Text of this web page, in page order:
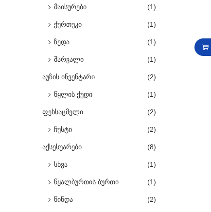
მაისურები (1)
ქურთუკი (1)
ზედა (1)
შარვალი (1)
აუზის ინვენტარი (2)
წყლის ქუდი (1)
ფეხსაცმელი (2)
ჩუსტი (2)
აქსესუარები (8)
სხვა (1)
წყალბურთის ბურთი (1)
წინდა (2)